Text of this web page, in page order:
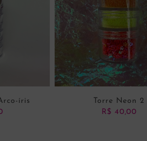
íris
Torre Neon 2
R$ 40,00